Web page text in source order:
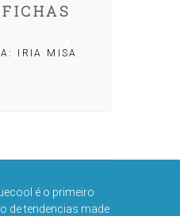
é o primeiro
de tendencias made